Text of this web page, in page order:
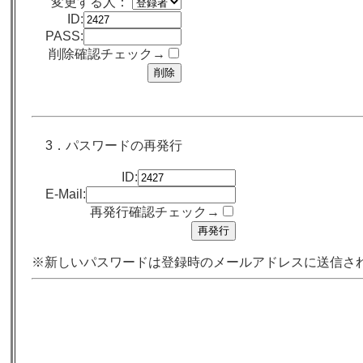
ID:
PASS:
削除確認チェック→
3．パスワードの再発行
ID:
E-Mail:
再発行確認チェック→
※新しいパスワードは登録時のメールアドレスに送信さ